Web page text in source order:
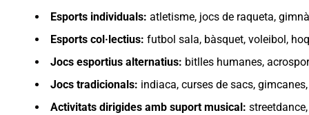
Esports individuals: atletisme, jocs de raqueta,
Esports col·lectius: futbol sala, bàsquet, voleibol,
Jocs esportius alternatius: bitlles humanes,
Jocs tradicionals: indiaca, curses de sacs,
Activitats dirigides amb suport musical: